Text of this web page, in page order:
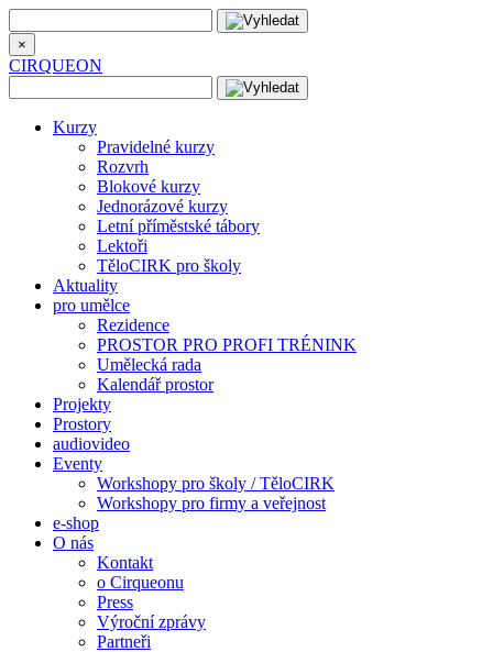
×
CIRQUEON
Kurzy
Pravidelné kurzy
Rozvrh
Blokové kurzy
Jednorázové kurzy
Letní příměstské tábory
Lektoři
TěloCIRK pro školy
Aktuality
pro umělce
Rezidence
PROSTOR PRO PROFI TRÉNINK
Umělecká rada
Kalendář prostor
Projekty
Prostory
audiovideo
Eventy
Workshopy pro školy / TěloCIRK
Workshopy pro firmy a veřejnost
e-shop
O nás
Kontakt
o Cirqueonu
Press
Výroční zprávy
Partneři